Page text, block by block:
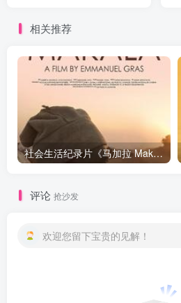
相关推荐
社会生活纪录片《马加拉 Makala》下载
评论 抢沙发
欢迎您留下宝贵的见解！